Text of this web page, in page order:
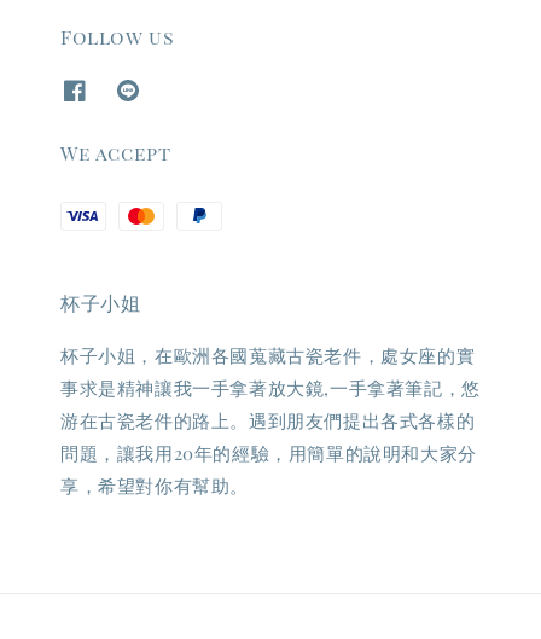
Follow us
We accept
杯子小姐
杯子小姐，在歐洲各國蒐藏古瓷老件，處女座的實
事求是精神讓我一手拿著放大鏡,一手拿著筆記，悠
游在古瓷老件的路上。遇到朋友們提出各式各樣的
問題，讓我用20年的經驗，用簡單的說明和大家分
享，希望對你有幫助。